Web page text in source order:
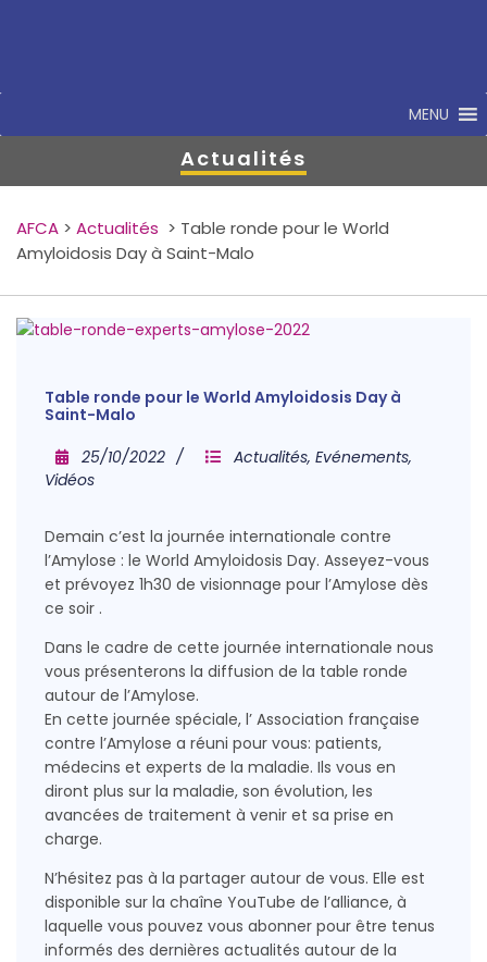
MENU
Actualités
AFCA > Actualités > Table ronde pour le World
Amyloidosis Day à Saint-Malo
Table ronde pour le World Amyloidosis Day à
Saint-Malo
25/10/2022
Actualités, Evénements,
Vidéos
Demain c’est la journée internationale contre
l’Amylose : le World Amyloidosis Day. Asseyez-vous
et prévoyez 1h30 de visionnage pour l’Amylose dès
ce soir .
Dans le cadre de cette journée internationale nous
vous présenterons la diffusion de la table ronde
autour de l’Amylose.
En cette journée spéciale, l’ Association française
contre l’Amylose a réuni pour vous: patients,
médecins et experts de la maladie. Ils vous en
diront plus sur la maladie, son évolution, les
avancées de traitement à venir et sa prise en
charge.
N’hésitez pas à la partager autour de vous. Elle est
disponible sur la chaîne YouTube de l’alliance, à
laquelle vous pouvez vous abonner pour être tenus
informés des dernières actualités autour de la